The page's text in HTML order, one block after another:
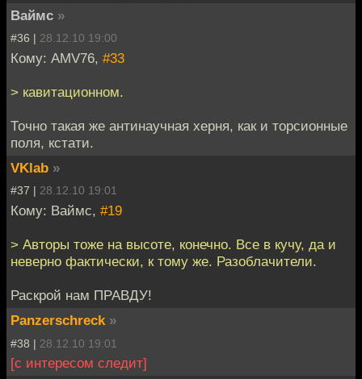
Ваймс »
#36 | 28.12.10 19:00
Кому: AMV76, #33
> кавитационном.
Точно такая же антинаучная херня, как и торсионные
поля, кстати.
VKlab »
#37 | 28.12.10 19:01
Кому: Ваймс, #19
> Авторы тоже на высоте, конечно. Все в кучу, да и
неверно фактически, к тому же. Разоблачители.
Раскрой нам ПРАВДУ!
Panzerschreck »
#38 | 28.12.10 19:01
[с интересом следит]